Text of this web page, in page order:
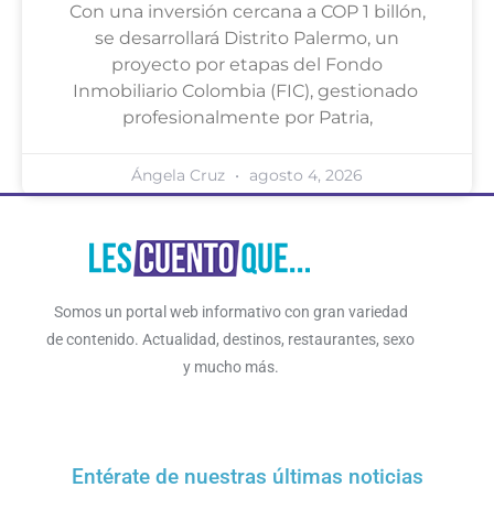
Con una inversión cercana a COP 1 billón,
se desarrollará Distrito Palermo, un
proyecto por etapas del Fondo
Inmobiliario Colombia (FIC), gestionado
profesionalmente por Patria,
Ángela Cruz agosto 4, 2026
Somos un portal web informativo con gran variedad
de contenido. Actualidad, destinos, restaurantes, sexo
y mucho más.
Entérate de nuestras últimas noticias